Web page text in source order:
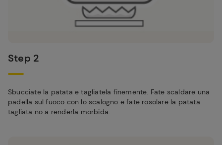
Step 2
Sbucciate la patata e tagliatela finemente. Fate scaldare una
padella sul fuoco con lo scalogno e fate rosolare la patata
tagliata no a renderla morbida.